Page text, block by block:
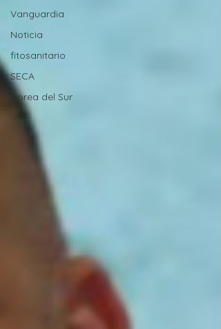
Vanguardia
Noticia
fitosanitario
SECA
Corea del Sur